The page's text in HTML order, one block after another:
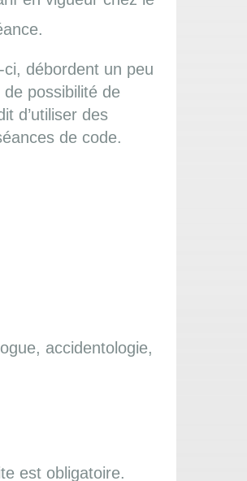
débordent un peu
possibilité de
d’utiliser des
de code.
accidentologie,
est obligatoire.